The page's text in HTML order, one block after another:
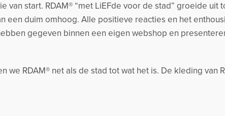
start. RDAM® “met LiEFde voor de stad” groeide uit
duim omhoog. Alle positieve reacties en het
gegeven binnen een eigen webshop en
RDAM® net als de stad tot wat het is. De kleding van